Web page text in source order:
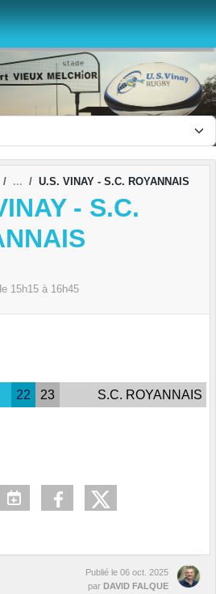
U.S. VINAY - S.C. ROYANNAIS
- S.C.
15h15 à 16h45
22 23 S.C. ROYANNAIS
Publié le 06 oct. 2025
par DAVID FALQUE